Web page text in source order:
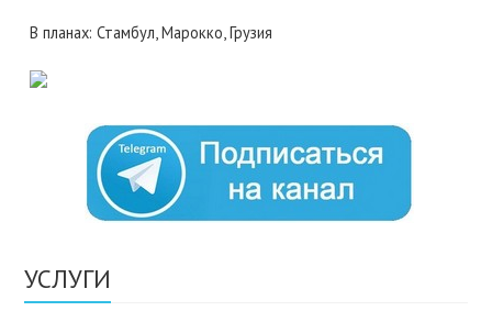
В планах: Стамбул, Марокко, Грузия
УСЛУГИ